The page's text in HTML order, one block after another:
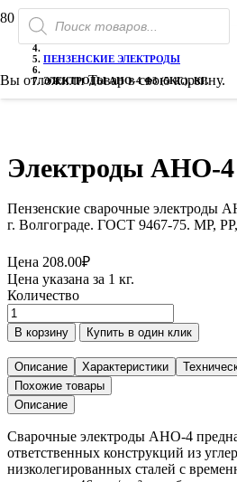
Поиск
товаров
Вы отложилиТоварв свою корзину.
ЭЛЕКТРОДЫ СВАРОЧНЫЕ
ПЕНЗЕНСКИЕ ЭЛЕКТРОДЫ
ЭЛЕКТРОДЫ АНО-4 Ф3 (5КГ.), КГ.
Электроды АНО-4
Пензенские сварочные электроды
г. Волгограде. ГОСТ 9467-75. МР,
Цена 208.00₽
Цена указана за 1 кг.
Количество
Количество
товара
Электроды
АНО-4
ф3
(5кг.),
кг.
В корзину Купить в один клик
Описание Характеристики
Похожие товары
Описание
Сварочные электроды АНО-4
ответственных конструкций из
низколегированных сталей с